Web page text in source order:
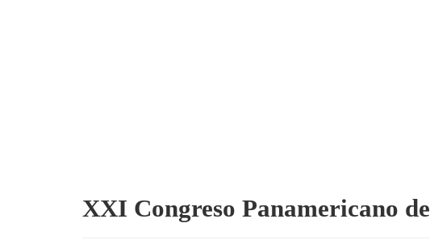
XXI Congreso Panamericano